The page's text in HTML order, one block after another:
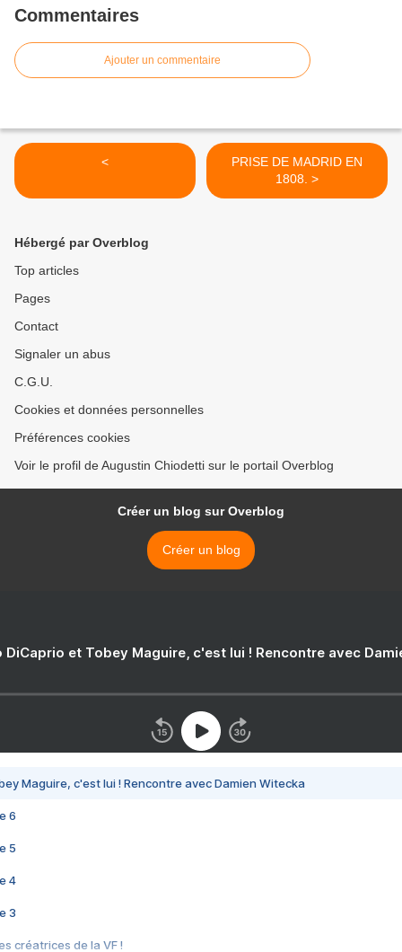
Commentaires
Ajouter un commentaire
<
PRISE DE MADRID EN
1808. >
Hébergé par Overblog
Top articles
Pages
Contact
Signaler un abus
C.G.U.
Cookies et données personnelles
Préférences cookies
Voir le profil de Augustin Chiodetti sur le portail Overblog
Créer un blog sur Overblog
Créer un blog
DiCaprio et Tobey Maguire, c'est lui ! Rencontre avec
Maguire, c'est lui ! Rencontre avec Damien Witecka
6
5
4
3
créatrices de la VF !